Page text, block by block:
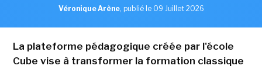
Véronique Arène, publié le 09 Juillet 2026
La plateforme pédagogique créée par l'école
Cube vise à transformer la formation classique